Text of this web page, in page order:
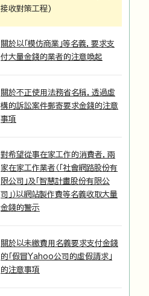
接收對策工程)
關於以「模仿商業」等名義，要求支
付大量金錢的業者的注意喚起
關於不正使用法務省名稱，透過虛
構的訴訟案件郵寄要求金錢的注意
事項
對希望從事在家工作的消費者，兩
家在家工作業者（「社會網路股份有
限公司」及「智慧計畫股份有限公
司」）以網站製作費等名義收取大量
金錢的警示
關於以未繳費用名義要求支付金錢
的「假冒Yahoo公司的虛假請求」
的注意事項